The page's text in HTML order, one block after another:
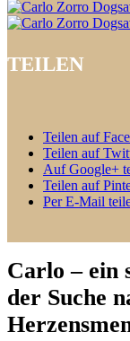
TEILEN
Teilen auf
Teilen auf
Auf Google+
Teilen auf
Per E-Mail
Carlo – ein
der Suche